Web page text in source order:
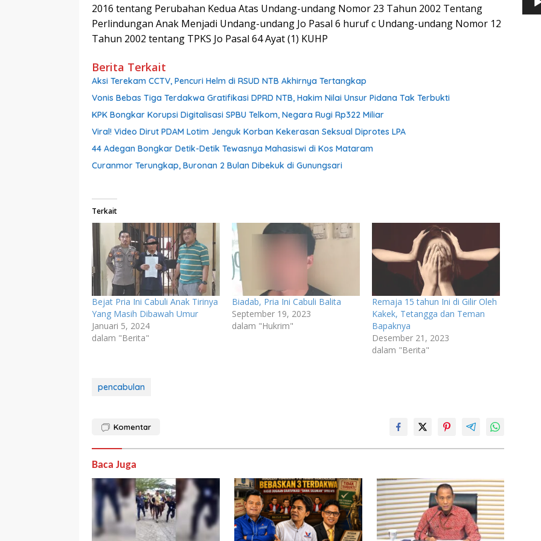
2016 tentang Perubahan Kedua Atas Undang-undang Nomor 23 Tahun 2002 Tentang
Perlindungan Anak Menjadi Undang-undang Jo Pasal 6 huruf c Undang-undang Nomor 12
Tahun 2002 tentang TPKS Jo Pasal 64 Ayat (1) KUHP
Berita Terkait
Aksi Terekam CCTV, Pencuri Helm di RSUD NTB Akhirnya Tertangkap
Vonis Bebas Tiga Terdakwa Gratifikasi DPRD NTB, Hakim Nilai Unsur Pidana Tak Terbukti
KPK Bongkar Korupsi Digitalisasi SPBU Telkom, Negara Rugi Rp322 Miliar
Viral! Video Dirut PDAM Lotim Jenguk Korban Kekerasan Seksual Diprotes LPA
44 Adegan Bongkar Detik-Detik Tewasnya Mahasiswi di Kos Mataram
Curanmor Terungkap, Buronan 2 Bulan Dibekuk di Gunungsari
Terkait
Bejat Pria Ini Cabuli Anak Tirinya
Yang Masih Dibawah Umur
Januari 5, 2024
dalam "Berita"
Biadab, Pria Ini Cabuli Balita
September 19, 2023
dalam "Hukrim"
Remaja 15 tahun Ini di Gilir Oleh
Kakek, Tetangga dan Teman
Bapaknya
Desember 21, 2023
dalam "Berita"
pencabulan
Komentar
Baca Juga